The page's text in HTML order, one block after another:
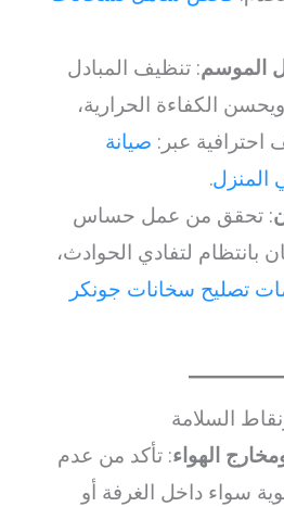
الموسم: تنظيف المبادل
الكفاءة الحرارية،
عبر: صيانة
المنزل.
: تحقق من عمل حساس
بانتظام لتفادي الحوادث،
تصليح سخانات جونكر
السلامة
الهواء: تأكد من عدم
سواء داخل الغرفة أو